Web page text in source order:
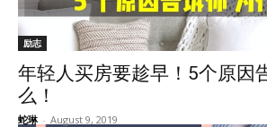
励志
年轻人买房要趁早！5个原因
么！
蛇琳 - August 9, 2019